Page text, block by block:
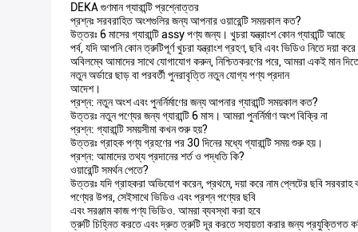
DEKA গুণমান গ্যারান্টি প্রশ্নোত্তর
প্রশ্নঃ সরবরাহিত অংশগুলির জন্য আপনার ওয়ারেন্টি সময়কাল কত?
উত্তরঃ 6 মাসের গ্যারান্টি assy পণ্য জন্য। খুচরা যন্ত্রাংশ কোন গ্যারান্টি আছে
পর্ব, যদি আপনি কোন ত্রুটিপূর্ণ খুচরা যন্ত্রাংশ গ্রহণ, ছবি এবং ভিডিও নিতে দয়া করে
অবিলম্বে আমাদের সাথে যোগাযোগ করুন, নিশ্চিতকরণের পরে, আমরা একই মান
নতুন অর্ডারে ছাড় বা পরবর্তী পুনরাবৃত্তি নতুন যোগ্য পণ্য প্রদান
আদেশ।
প্রশ্ন: নতুন অংশ এবং পুনর্নির্মাণের জন্য আপনার গ্যারান্টি সময়কাল কত?
উত্তরঃ নতুন পণ্যের জন্য গ্যারান্টি 6 মাস। আমরা পুনর্নির্মাণ অংশ বিক্রি না
প্রশ্ন: গ্যারান্টি সময়সীমা কখন শুরু হয়?
উত্তরঃ গ্রাহক পণ্য গ্রহণের পর 30 দিনের মধ্যে গ্যারান্টি সময় শুরু হয়।
প্রশ্ন: আমাদের তথ্য প্রদানের শর্ত ও পদ্ধতি কি?
ওয়ারেন্টি সমর্থন পেতে?
উত্তরঃ যদি গ্রাহকরা অভিযোগ করেন, প্রথমে, দয়া করে নাম প্লেটের ছবি
পণ্যের উপর, সেইসাথে ভিডিও এবং প্রশ্ন পণ্যের ছবি
এবং সরঞ্জাম কাজ পণ্য ভিডিও. আমরা ব্যবস্থা করা হবে
ত্রুটি চিহ্নিত করতে এবং দ্রুত ত্রুটি দূর করতে সহায়তা করার জন্য প্রযুক্তিগত